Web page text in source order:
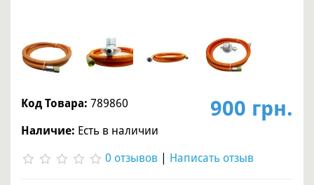
900 грн.
Код Товара: 789860
Наличие: Есть в наличии
0 отзывов Написать отзыв